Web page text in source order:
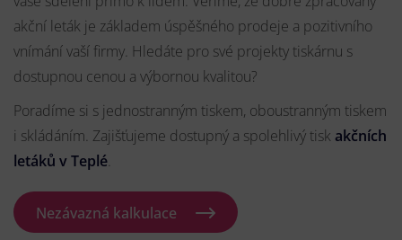
akční leták je základem úspěšného prodeje a pozitivního
vnímání vaší firmy. Hledáte pro své projekty tiskárnu s
dostupnou cenou a výbornou kvalitou?
Poradíme si s jednostranným tiskem, oboustranným tiskem
i skládáním. Zajišťujeme dostupný a spolehlivý tisk akčních
letáků v Teplé.
Nezávazná kalkulace